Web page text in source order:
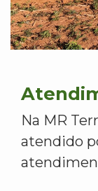
Na MR
atendido